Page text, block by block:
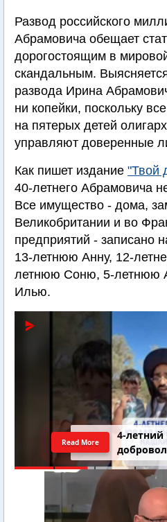
Развод российского
Абрамовича обещает
дорогостоящим в
скандальным.
развода Ирина
ни копейки, поскольку
на пятерых детей
управляют доверенные
Как пишет издание "Твой
40-летнего Абрамовича
Все имущество - дома,
Великобритании и во
предприятий - записано
13-летнюю Анну, 12-
летнюю Соню, 5-летнюю
Илью.
4-
Read More